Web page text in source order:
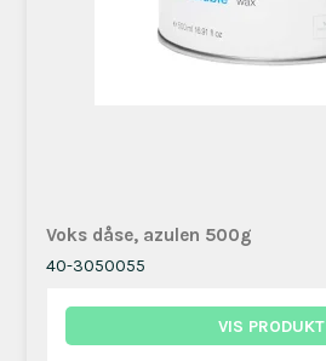
Voks dåse, azulen 500g
40-3050055
VIS PRODUKT